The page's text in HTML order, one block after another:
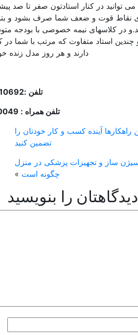
استادتون صفر تا صد پیشرفت کنید.و
ضعف شما صرف بشود و بتوانید هر روز
نیمه خصوصی با بودجه متوسط در عین
متفاوت که مرتب با شما در کلاس حضور
دارند و هر روز مدل زنده خواهید داشت.
: 09125080049
کسب و کار خودتان را
تجهیزات پزشکی در منزل
»
را بنویسید